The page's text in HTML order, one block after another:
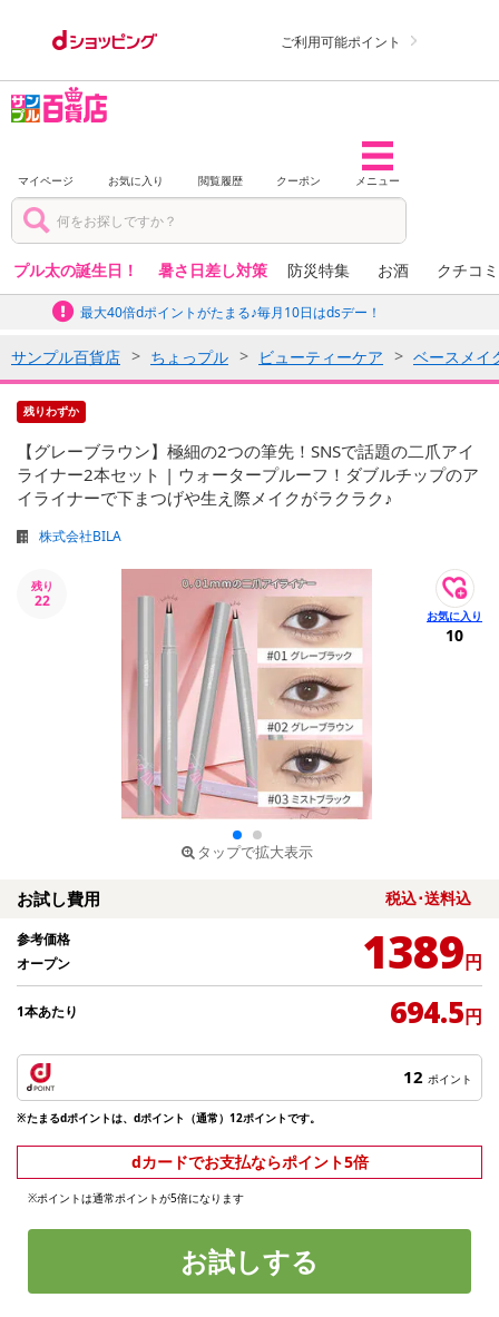
ご利用可能ポイント
マイページ お気に入り 閲覧履歴 クーポン メニュー
プル太の誕生日！ 暑さ日差し対策 防災特集 お酒 クチコ
最大40倍dポイントがたまる♪毎月10日はdsデー！
サンプル百貨店 ちょっプル ビューティーケア ベースメイ
残りわずか
【グレーブラウン】極細の2つの筆先！SNSで話題の二爪アイ
ライナー2本セット | ウォータープルーフ！ダブルチップのア
イライナーで下まつげや生え際メイクがラクラク♪
株式会社BILA
残り
22
タップで拡大表示
10
お試し費用 税込･送料込
参考価格
オープン
1389円
1本あたり 694.5円
12 ポイント
※たまるdポイントは、dポイント（通常）12ポイントです。
dカードでお支払ならポイント5倍
※ポイントは通常ポイントが5倍になります
お試しする